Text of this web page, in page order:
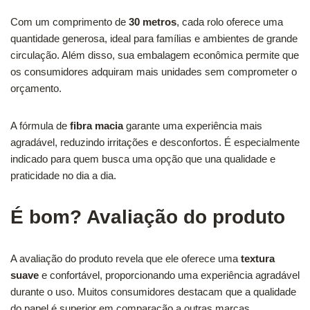
Com um comprimento de 30 metros, cada rolo oferece uma
quantidade generosa, ideal para famílias e ambientes de grande
circulação. Além disso, sua embalagem econômica permite que
os consumidores adquiram mais unidades sem comprometer o
orçamento.
A fórmula de fibra maciagarante uma experiência mais
agradável, reduzindo irritações e desconfortos. É especialmente
indicado para quem busca uma opção que una qualidade e
praticidade no dia a dia.
É bom? Avaliação do produto
A avaliação do produto revela que ele oferece uma textura
suave e confortável, proporcionando uma experiência agradável
durante o uso. Muitos consumidores destacam que a qualidade